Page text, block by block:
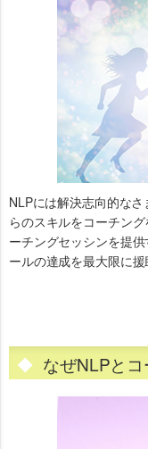
NLPには解決志向的な
らのスキルをコーチン
ーチングセッシンを提
ールの達成を最大限に援
なぜNLPと